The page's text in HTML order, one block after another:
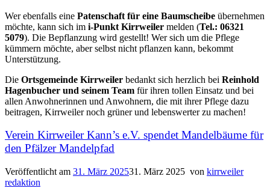
Wer ebenfalls eine Patenschaft für eine Baumscheibe übernehmen
möchte, kann sich im i-Punkt Kirrweiler melden (Tel.: 06321
5079). Die Bepflanzung wird gestellt! Wer sich um die Pflege
kümmern möchte, aber selbst nicht pflanzen kann, bekommt
Unterstützung.
Die Ortsgemeinde Kirrweiler bedankt sich herzlich bei Reinhold
Hagenbucher und seinem Team für ihren tollen Einsatz und bei
allen Anwohnerinnen und Anwohnern, die mit ihrer Pflege dazu
beitragen, Kirrweiler noch grüner und lebenswerter zu machen!
Verein Kirrweiler Kann’s e.V. spendet Mandelbäume für
den Pfälzer Mandelpfad
Veröffentlicht am 31. März 202531. März 2025 von kirrweiler
redaktion